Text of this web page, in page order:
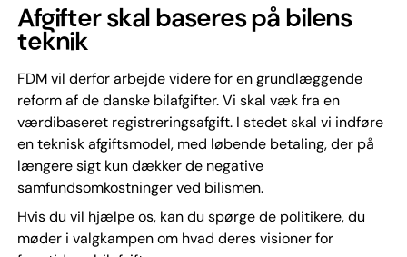
Afgifter skal baseres på bilens
teknik
FDM vil derfor arbejde videre for en grundlæggende
reform af de danske bilafgifter. Vi skal væk fra en
værdibaseret registreringsafgift. I stedet skal vi indføre
en teknisk afgiftsmodel, med løbende betaling, der på
længere sigt kun dækker de negative
samfundsomkostninger ved bilismen.
Hvis du vil hjælpe os, kan du spørge de politikere, du
møder i valgkampen om hvad deres visioner for